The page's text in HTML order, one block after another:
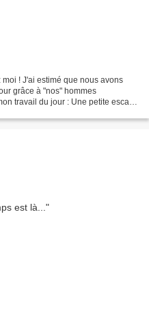
! J'ai estimé que nous avons
grâce à "nos" hommes
travail du jour : Une petite escale